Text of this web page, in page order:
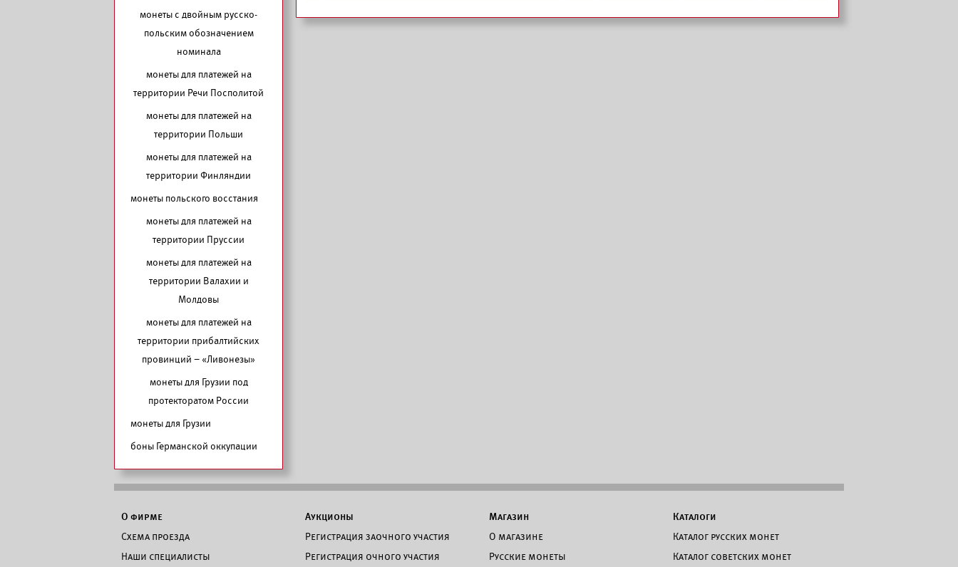
монеты с двойным русско-
польским обозначением
номинала
монеты для платежей на
территории Речи Посполитой
монеты для платежей на
территории Польши
монеты для платежей на
территории Финляндии
монеты польского восстания
монеты для платежей на
территории Пруссии
монеты для платежей на
территории Валахии и
Молдовы
монеты для платежей на
территории прибалтийских
провинций – «Ливонезы»
монеты для Грузии под
протекторатом России
монеты для Грузии
боны Германской оккупации
О фирме
Схема проезда
Наши специалисты
Аукционы
Регистрация заочного участия
Регистрация очного участия
Магазин
О магазине
Русские монеты
Каталоги
Каталог русских монет
Каталог советских монет